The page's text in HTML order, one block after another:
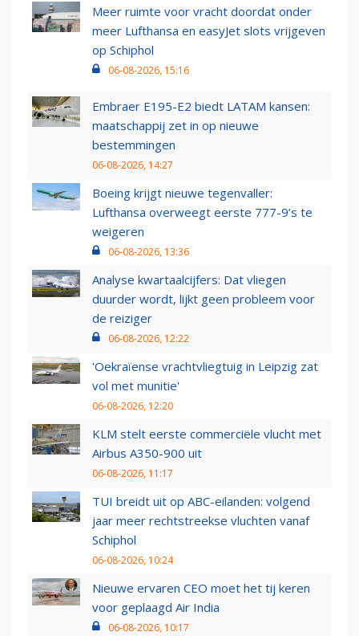
Meer ruimte voor vracht doordat onder
meer Lufthansa en easyJet slots vrijgeven
op Schiphol
06-08-2026, 15:16
Embraer E195-E2 biedt LATAM kansen:
maatschappij zet in op nieuwe
bestemmingen
06-08-2026, 14:27
Boeing krijgt nieuwe tegenvaller:
Lufthansa overweegt eerste 777-9’s te
weigeren
06-08-2026, 13:36
Analyse kwartaalcijfers: Dat vliegen
duurder wordt, lijkt geen probleem voor
de reiziger
06-08-2026, 12:22
'Oekraïense vrachtvliegtuig in Leipzig zat
vol met munitie'
06-08-2026, 12:20
KLM stelt eerste commerciële vlucht met
Airbus A350-900 uit
06-08-2026, 11:17
TUI breidt uit op ABC-eilanden: volgend
jaar meer rechtstreekse vluchten vanaf
Schiphol
06-08-2026, 10:24
Nieuwe ervaren CEO moet het tij keren
voor geplaagd Air India
06-08-2026, 10:17